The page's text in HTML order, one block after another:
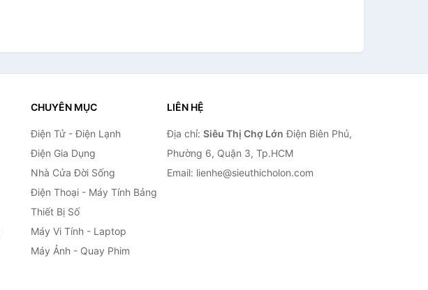
CHUYÊN MỤC
Điện Tử - Điện Lạnh
Điện Gia Dụng
Nhà Cửa Đời Sống
Điện Thoại - Máy Tính Bảng
Thiết Bị Số
Máy Vi Tính - Laptop
Máy Ảnh - Quay Phim
LIÊN HỆ
Địa chỉ: Siêu Thị Chợ Lớn Điện Biên Phủ,
Phường 6, Quận 3, Tp.HCM
Email: lienhe@sieuthicholon.com